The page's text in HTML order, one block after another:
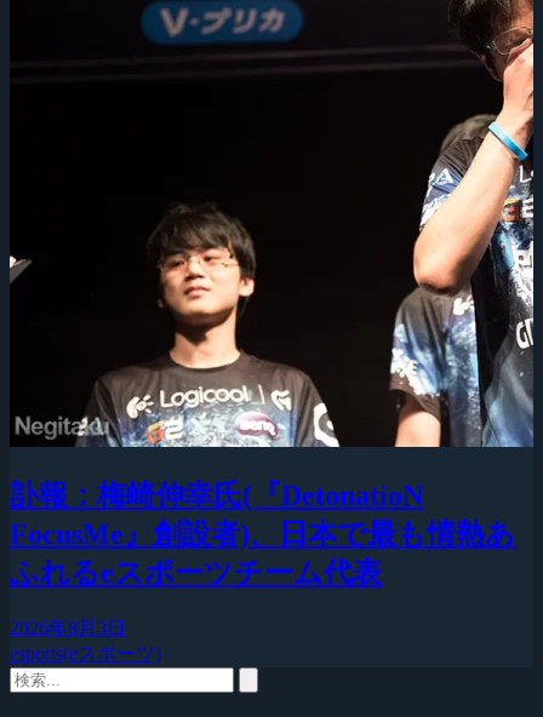
訃報：梅崎伸幸氏(『DetonatioN
FocusMe』創設者)、日本で最も情熱あ
ふれるeスポーツチーム代表
2026年8月3日
esports(eスポーツ)